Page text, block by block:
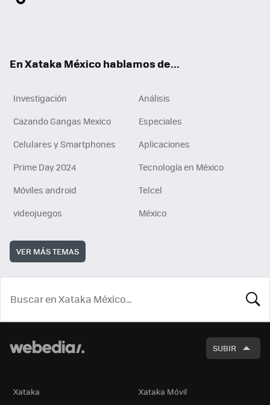
En Xataka México hablamos de...
Investigación
Análisis
Cazando Gangas Mexico
Especiales
Celulares y Smartphones
Aplicaciones
Prime Day 2024
Tecnología en México
Móviles android
Telcel
videojuegos
México
VER MÁS TEMAS
SUBIR
Xataka Xataka Móvil